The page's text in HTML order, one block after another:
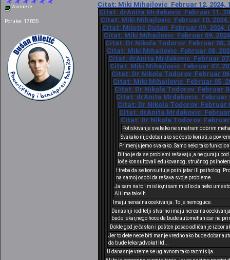
Van mreže
Poruke: 17835
Citat: Miki Mihajlovic Februar 12, 2024,
Citat: drAnita Mrdakovic Februar 11,
Citat: Miki Mihajlovic Februar 10, 2024,
Citat: Miletić Dušan Februar 09, 2024,
Citat: Miki Mihajlovic Februar 09,
Citat: Dr Nikola Todorov Februar 08,
Citat: Miki Mihajlovic Februar 08,
Citat: drAnita Mrdakovic Februar 07,
Citat: Miki Mihajlovic Februar 07,
Citat: Dr Nikola Todorov Februar
Citat: Miki Mihajlovic Februar 05,
Citat: Dr Nikola Todorov Februar
Citat: drAnita Mrdakovic Februar
Citat: Dr Nikola Todorov Februar
Citat: drAnita Mrdakovic Februar
Citat: Dr Nikola Todorov Februar
Potiskivanje svakako ne smatram dobrim
Svakako nije dobar ako se često koristi, a
Primenjujemo svakako. Samo neko tako
Bitno je da se problemi rešavaju, a ne guraju
loše konsultovali edukovanog, stručnog
I treba da se konsultuje psihijatar ili psiholog.
na samoj osobi da rešava svoje probleme.
Ja sam na to i mislio,nisam mislio da neko
Ali ima takvih.
Imaju nerealna ocekivanja. To je nemoguce.
Danasnji roditelji stvarno imaju nerealna
bude lekar,nego hoce da bude automehanicar na
Dokle god je častan i pošten posao odličan je izbor
Jer to dete nece biti manje vredno ako bude dobar
da bude lekar,advokat itd...
U danasnje vreme se uglavnom tako razmislja.